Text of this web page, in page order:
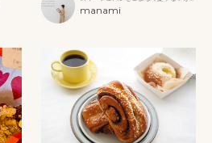
フタヌーンティーと新作クリ
ームソーダ
グラファー
manami